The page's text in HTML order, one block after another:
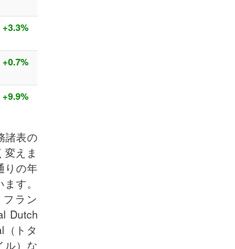
+3.3%
+0.7%
+9.9%
諸表の
えま
りの年
す。
ラン
Dutch
トタ
ル）な